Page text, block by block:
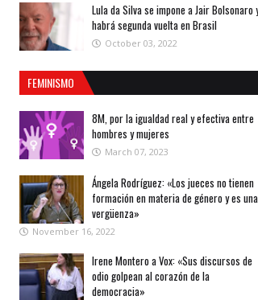
Lula da Silva se impone a Jair Bolsonaro
habrá segunda vuelta en Brasil
October 03, 2022
FEMINISMO
8M, por la igualdad real y efectiva entre
hombres y mujeres
March 07, 2023
Ángela Rodríguez: «Los jueces no tienen
formación en materia de género y es una
vergüenza»
November 16, 2022
Irene Montero a Vox: «Sus discursos de
odio golpean al corazón de la
democracia»